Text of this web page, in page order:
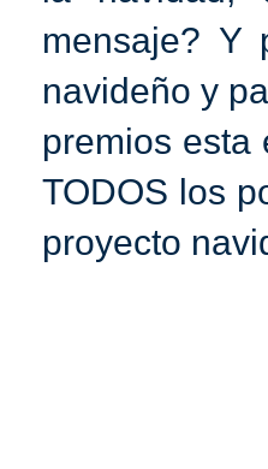
mensaje? Y
navideño y
premios esta
TODOS los
proyecto